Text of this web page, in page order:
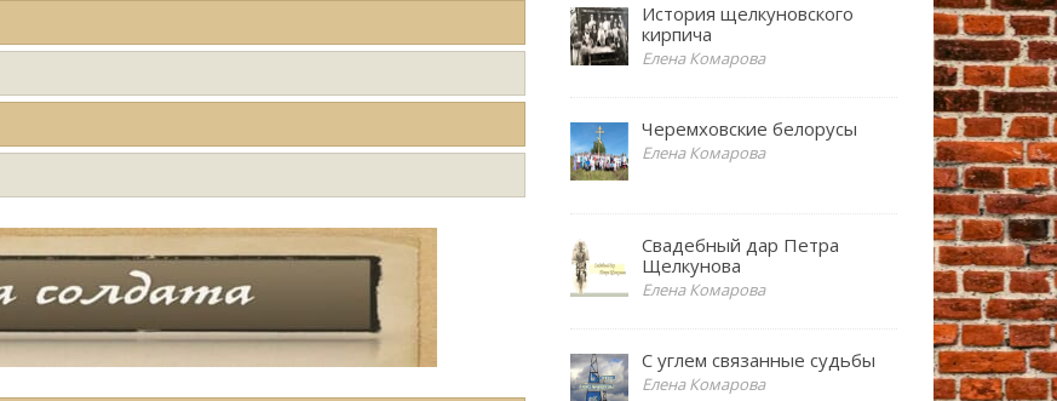
История щелкуновского
кирпича
Елена Комарова
Черемховские белорусы
Елена Комарова
Свадебный дар Петра
Щелкунова
Елена Комарова
С углем связанные судьбы
Елена Комарова